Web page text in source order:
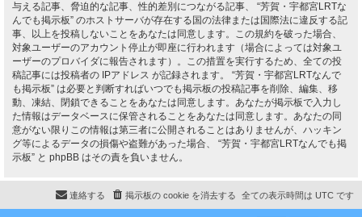
与える記事、脅迫的な記事、性的差別につながる記事、 “芳賀・宇都宮LRTな
んでも掲示板” のホストサーバが存在する国の法律または国際法に違反する記
事、以上を投稿しないことをあなたは同意します。この規約を破った場合、
対象ユーザーのアカウント停止が即座に行われます（場合によっては対象ユ
ーザーのプロバイダに報告されます）。この措置を実行するため、全ての投
稿記事には投稿者の IPアドレス が記録されます。 “芳賀・宇都宮LRTなんで
も掲示板” は必要と判断すればいつでも掲示板の投稿記事を削除、編集、移
動、凍結、閉鎖できることをあなたは同意します。あなたが掲示板で入力し
た情報はデータベースに保管されることをあなたは同意します。あなたの同
意がない限りこの情報は第三者に公開されることはありませんが、ハッキン
グ等によるデータの損傷や盗難があった場合、 “芳賀・宇都宮LRTなんでも掲
示板” と phpBB はその責を負いません。
全ての表示時間は UTC です
掲示板の cookie を消去する
連絡する